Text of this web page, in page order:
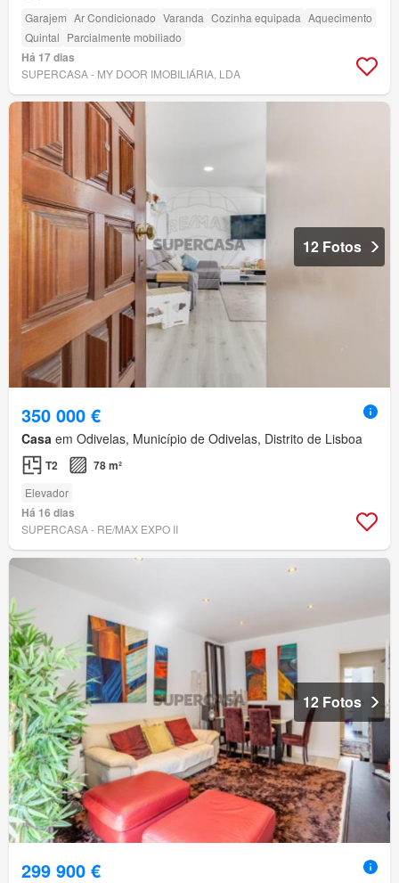
Garajem Ar Condicionado Varanda Cozinha equipada Aquecimento
Quintal Parcialmente mobiliado
Há 17 dias
SUPERCASA - MY DOOR IMOBILIÁRIA, LDA
12 Fotos
350 000 €
Casa em Odivelas, Município de Odivelas, Distrito de Lisboa
T2 78 m²
Elevador
Há 16 dias
SUPERCASA - RE/MAX EXPO II
12 Fotos
299 900 €